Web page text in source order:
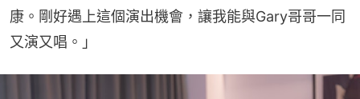
康。剛好遇上這個演出機會，讓我能與Gary哥哥一同
又演又唱。」